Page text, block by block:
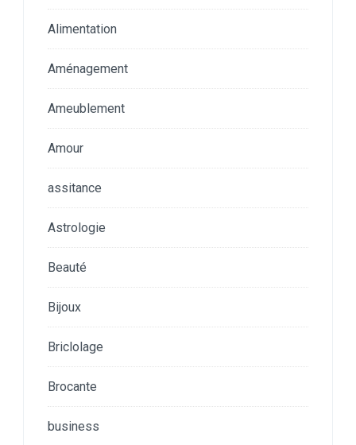
Alimentation
Aménagement
Ameublement
Amour
assitance
Astrologie
Beauté
Bijoux
Briclolage
Brocante
business